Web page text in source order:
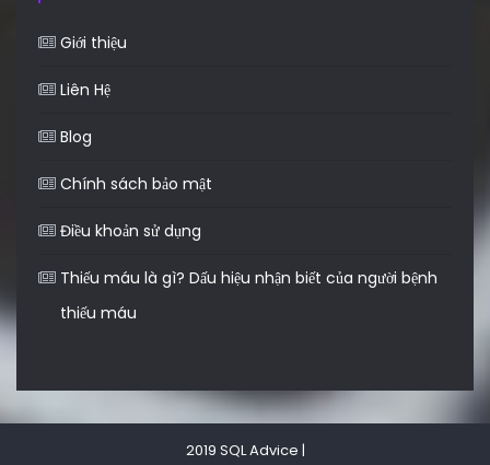
Giới thiệu
Liên Hệ
Blog
Chính sách bảo mật
Điều khoản sử dụng
Thiếu máu là gì? Dấu hiệu nhận biết của người bệnh
thiếu máu
2019 SQL Advice |